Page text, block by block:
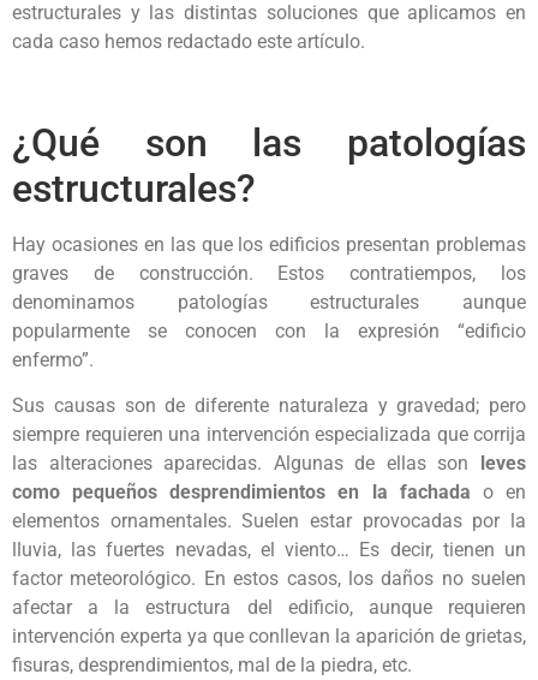
estructurales y las distintas soluciones que aplicamos en
cada caso hemos redactado este artículo.
¿Qué son las patologías
estructurales?
Hay ocasiones en las que los edificios presentan problemas
graves de construcción. Estos contratiempos, los
denominamos patologías estructurales aunque
popularmente se conocen con la expresión “edificio
enfermo”.
Sus causas son de diferente naturaleza y gravedad; pero
siempre requieren una intervención especializada que corrija
las alteraciones aparecidas. Algunas de ellas son
leves
como pequeños desprendimientos en la fachada o en
elementos ornamentales. Suelen estar provocadas por la
lluvia, las fuertes nevadas, el viento… Es decir, tienen un
factor meteorológico. En estos casos, los daños no suelen
afectar a la estructura del edificio, aunque requieren
intervención experta ya que conllevan la aparición de grietas,
fisuras, desprendimientos, mal de la piedra, etc.